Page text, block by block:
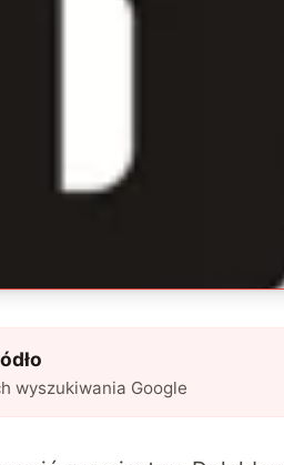
wyszukiwania Google